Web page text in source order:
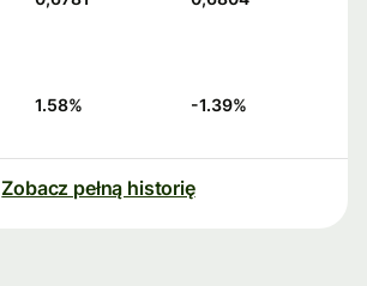
1.58% -1.39%
Zobacz pełną historię